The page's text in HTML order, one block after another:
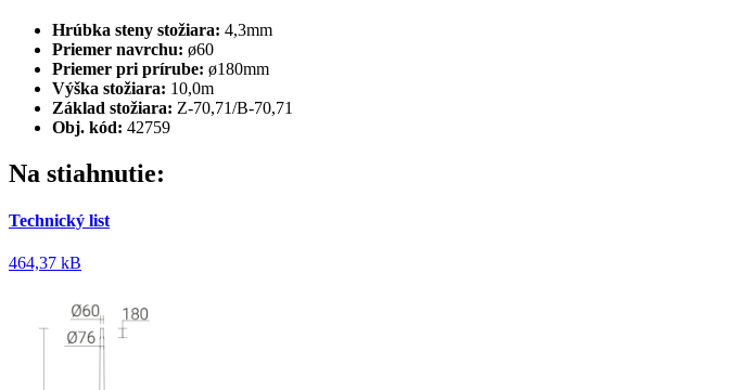
Hrúbka steny stožiara: 4,3mm
Priemer navrchu: ø60
Priemer pri prírube: ø180mm
Výška stožiara: 10,0m
Základ stožiara: Z-70,71/B-70,71
Obj. kód: 42759
Na stiahnutie:
Technický list
464,37 kB